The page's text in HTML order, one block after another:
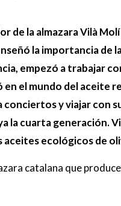
de la almazara Vilà
la importancia de
empezó a trabajar
el mundo del aceite
conciertos y viajar con
la cuarta generación.
aceites ecológicos de
catalana que